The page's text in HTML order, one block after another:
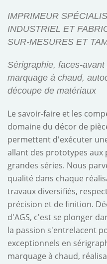
IMPRIMEUR
INDUSTRIEL ET
SUR-MESURES ET
Sérigraphie, faces-avant
marquage à chaud,
découpe de matériaux
Le savoir-faire et les
domaine du décor de
permettent d'exécuter
allant des prototypes aux
grandes séries. Nous
qualité dans chaque
travaux diversifiés,
précision et de finition.
d'AGS, c'est se plonger
la passion s'entrelacent
exceptionnels en
marquage à chaud,